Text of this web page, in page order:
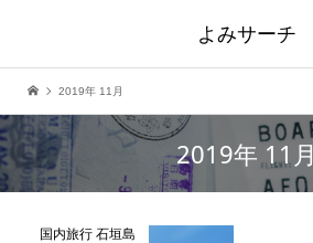
よみサーチ
2019年 11月
2019年 11月
国内旅行 石垣島